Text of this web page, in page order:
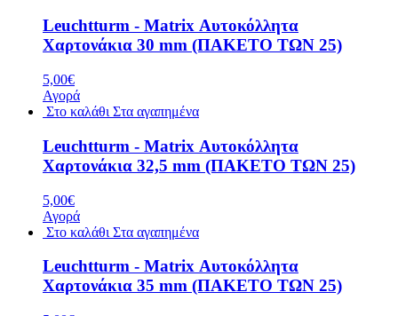
Leuchtturm - Matrix Αυτοκόλλητα
Χαρτονάκια 30 mm (ΠΑΚΕΤΟ ΤΩΝ 25)
5,00€
Αγορά
Στο καλάθι Στα αγαπημένα
Leuchtturm - Matrix Αυτοκόλλητα
Χαρτονάκια 32,5 mm (ΠΑΚΕΤΟ ΤΩΝ 25)
5,00€
Αγορά
Στο καλάθι Στα αγαπημένα
Leuchtturm - Matrix Αυτοκόλλητα
Χαρτονάκια 35 mm (ΠΑΚΕΤΟ ΤΩΝ 25)